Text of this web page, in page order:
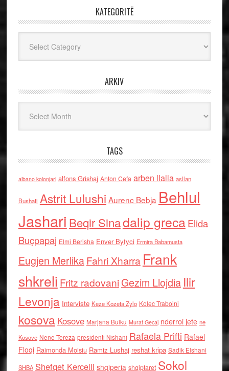
KATEGORITË
ARKIV
TAGS
albano kolonjari alfons Grishaj Anton Cefa arben llalla asllan
Bushati Astrit Lulushi Aurenc Bebja Behlul
Jashari Beqir Sinadalip grecaElida
Buçpapaj Elmi Berisha Enver Bytyci Ermira Babamusta
Eugjen MerlikaFahri Xharra Frank
shkreli Fritz radovaniGezim Llojdia Ilir
Levonja Interviste Keze Kozeta Zylo Kolec Traboini
kosova Kosove Marjana Bulku Murat Gecaj nderroi jete ne
Kosove Nene Tereza presidenti Nishani Rafaela Prifti Rafael
Floqi Raimonda Moisiu Ramiz Lushaj reshat kripa Sadik Elshani
SHBA Shefqet Kercelli shqiperia shqiptaret Sokol